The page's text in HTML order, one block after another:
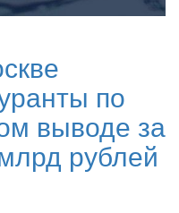
по
выводе за
рублей